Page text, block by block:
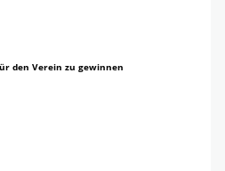
den Verein zu gewinnen